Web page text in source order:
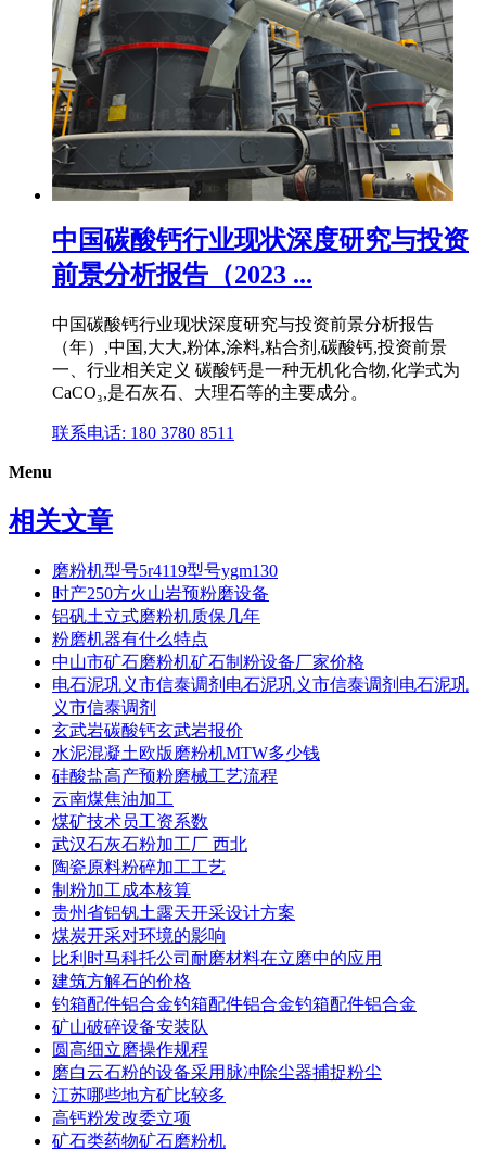
中国碳酸钙行业现状深度研究与投资
前景分析报告（2023 ...
中国碳酸钙行业现状深度研究与投资前景分析报告
（年）,中国,大大,粉体,涂料,粘合剂,碳酸钙,投资前景
一、行业相关定义 碳酸钙是一种无机化合物,化学式为
CaCO₃,是石灰石、大理石等的主要成分。
联系电话: 180 3780 8511
Menu
相关文章
磨粉机型号5r4119型号ygm130
时产250方火山岩预粉磨设备
铝矾土立式磨粉机质保几年
粉磨机器有什么特点
中山市矿石磨粉机矿石制粉设备厂家价格
电石泥巩义市信泰调剂电石泥巩义市信泰调剂电石泥巩
义市信泰调剂
玄武岩碳酸钙玄武岩报价
水泥混凝土欧版磨粉机MTW多少钱
硅酸盐高产预粉磨械工艺流程
云南煤焦油加工
煤矿技术员工资系数
武汉石灰石粉加工厂 西北
陶瓷原料粉碎加工工艺
制粉加工成本核算
贵州省铝钒土露天开采设计方案
煤炭开采对环境的影响
比利时马科托公司耐磨材料在立磨中的应用
建筑方解石的价格
钓箱配件铝合金钓箱配件铝合金钓箱配件铝合金
矿山破碎设备安装队
圆高细立磨操作规程
磨白云石粉的设备采用脉冲除尘器捕捉粉尘
江苏哪些地方矿比较多
高钙粉发改委立项
矿石类药物矿石磨粉机